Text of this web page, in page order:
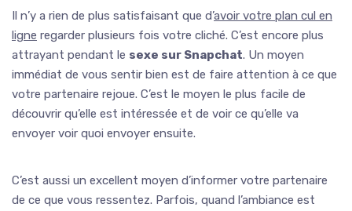
Il n’y a rien de plus satisfaisant que d’avoir votre plan cul en
ligne regarder plusieurs fois votre cliché. C’est encore plus
attrayant pendant le sexe sur Snapchat. Un moyen
immédiat de vous sentir bien est de faire attention à ce que
votre partenaire rejoue. C’est le moyen le plus facile de
découvrir qu’elle est intéressée et de voir ce qu’elle va
envoyer voir quoi envoyer ensuite.
C’est aussi un excellent moyen d’informer votre partenaire
de ce que vous ressentez. Parfois, quand l’ambiance est